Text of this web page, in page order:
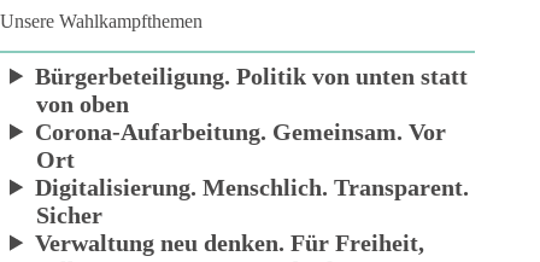
Unsere Wahlkampfthemen
Bürgerbeteiligung. Politik von unten statt
von oben
Corona-Aufarbeitung. Gemeinsam. Vor
Ort
Digitalisierung. Menschlich. Transparent.
Sicher
Verwaltung neu denken. Für Freiheit,